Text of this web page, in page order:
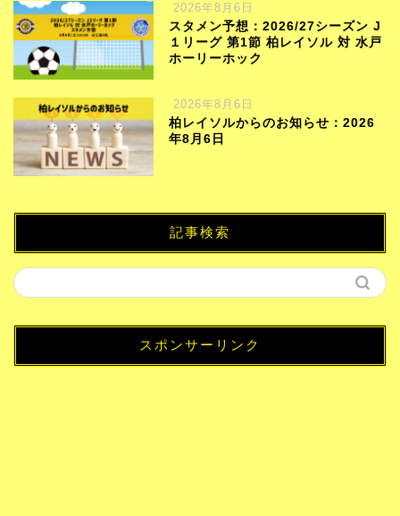
2026年8月6日
スタメン予想：2026/27シーズン J
１リーグ 第1節 柏レイソル 対 水戸
ホーリーホック
2026年8月6日
柏レイソルからのお知らせ：2026
年8月6日
記事検索
スポンサーリンク